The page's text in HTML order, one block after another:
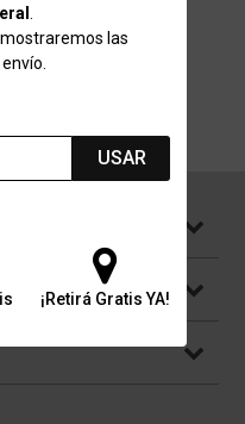
las
USAR
¡Retirá Gratis YA!
de inicio